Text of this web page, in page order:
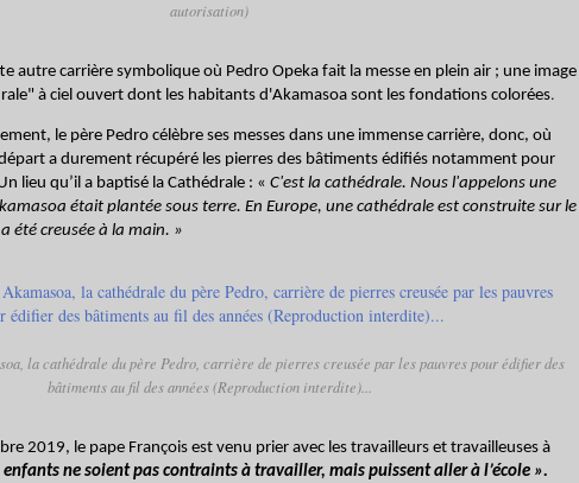
autorisation)
autre carrière symbolique où Pedro Opeka fait la messe en plein air ; une image
à ciel ouvert dont les habitants d'Akamasoa sont les fondations colorées.
le père Pedro célèbre ses messes dans une immense carrière, donc, où
a durement récupéré les pierres des bâtiments édifiés notamment pour
lieu qu’il a baptisé la Cathédrale : « C'est la cathédrale. Nous l'appelons une
était plantée sous terre. En Europe, une cathédrale est construite sur le
été creusée à la main. »
la cathédrale du père Pedro, carrière de pierres creusée par les pauvres pour édifier des
bâtiments au fil des années (Reproduction interdite)...
2019, le pape François est venu prier avec les travailleurs et travailleuses à
enfants ne soient pas contraints à travailler, mais puissent aller à l’école ».